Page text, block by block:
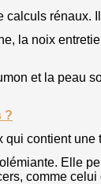
calculs rénaux.
la noix
et la peau
?
qui contient
Elle
comme celui